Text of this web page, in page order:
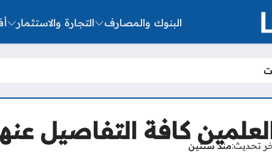
البنوك والمصارف التجارة والاستثمار
كافة التفاصيل
تحديث منذ سنتين